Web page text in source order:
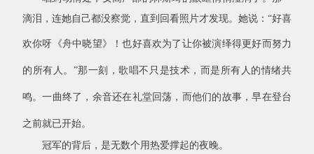
滴泪，连她自己都没察觉，直到回看照片才发现。她说 ： “好喜
欢你呀《舟中晓望》 ！也好喜欢为了让你被演绎得更好而努力
的所有人。 ”那一刻，歌唱不只是技术，而是所有人的情绪共
鸣。一曲终了，余音还在礼堂回荡，而他们的故事，早在登台
之前就已开始。
冠军的背后，是无数个用热爱撑起的夜晚。